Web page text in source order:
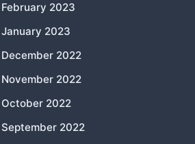
February 2023
January 2023
December 2022
November 2022
October 2022
September 2022